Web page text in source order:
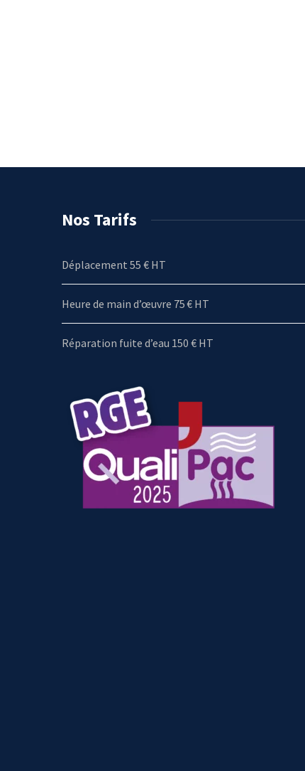
Nos Tarifs
Déplacement 55 € HT
Heure de main d’œuvre 75 € HT
Réparation fuite d’eau 150 € HT